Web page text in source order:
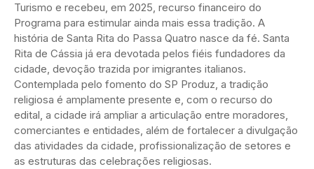
Turismo e recebeu, em 2025, recurso financeiro do
Programa para estimular ainda mais essa tradição. A
história de Santa Rita do Passa Quatro nasce da fé. Santa
Rita de Cássia já era devotada pelos fiéis fundadores da
cidade, devoção trazida por imigrantes italianos.
Contemplada pelo fomento do SP Produz, a tradição
religiosa é amplamente presente e, com o recurso do
edital, a cidade irá ampliar a articulação entre moradores,
comerciantes e entidades, além de fortalecer a divulgação
das atividades da cidade, profissionalização de setores e
as estruturas das celebrações religiosas.